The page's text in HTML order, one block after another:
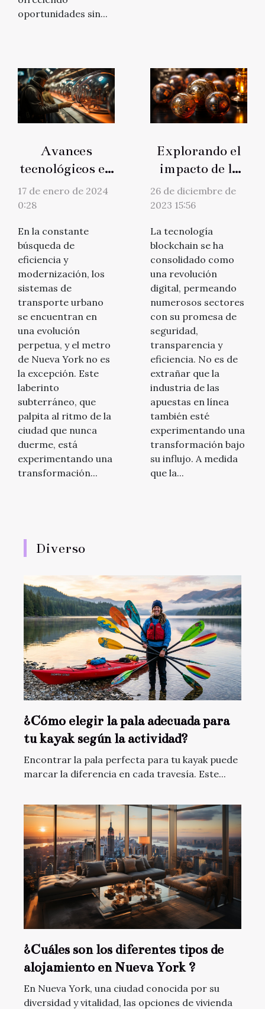
oportunidades sin...
Avances
tecnológicos en
el metro de
Nueva York:
el futuro del
transporte
urbano
17 de enero de 2024
0:28
En la constante
búsqueda de
eficiencia y
modernización, los
sistemas de
transporte urbano
se encuentran en
una evolución
perpetua, y el metro
de Nueva York no es
la excepción. Este
laberinto
subterráneo, que
palpita al ritmo de la
ciudad que nunca
duerme, está
experimentando una
transformación...
Explorando el
impacto de la
tecnología
blockchain en
línea
26 de diciembre de
2023 15:56
La tecnología
blockchain se ha
consolidado como
una revolución
digital, permeando
numerosos sectores
con su promesa de
seguridad,
transparencia y
eficiencia. No es de
extrañar que la
industria de las
apuestas en línea
también esté
experimentando una
transformación bajo
su influjo. A medida
que la...
Diverso
¿Cómo elegir la pala adecuada para
tu kayak según la actividad?
Encontrar la pala perfecta para tu kayak puede
marcar la diferencia en cada travesía. Este...
¿Cuáles son los diferentes tipos de
alojamiento en Nueva York ?
En Nueva York, una ciudad conocida por su
diversidad y vitalidad, las opciones de vivienda